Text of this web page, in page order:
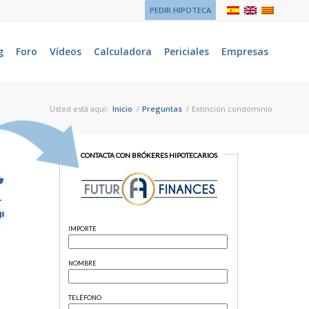
PEDIR HIPOTECA
Foro Vídeos Calculadora Periciales Empresas
Usted está aquí: Inicio / Preguntas / Extinción condominio